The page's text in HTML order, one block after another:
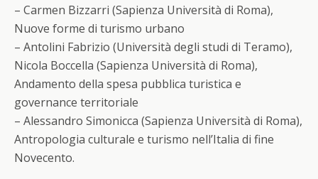
– Carmen Bizzarri (Sapienza Università di Roma),
Nuove forme di turismo urbano
– Antolini Fabrizio (Università degli studi di Teramo),
Nicola Boccella (Sapienza Università di Roma),
Andamento della spesa pubblica turistica e
governance territoriale
– Alessandro Simonicca (Sapienza Università di Roma),
Antropologia culturale e turismo nell’Italia di fine
Novecento.